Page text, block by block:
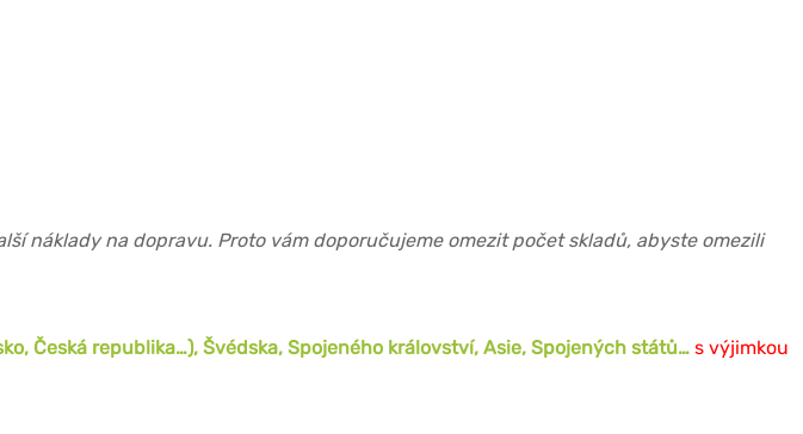
náklady na dopravu. Proto vám doporučujeme omezit počet skladů, abyste omezili
Česká republika…), Švédska, Spojeného království, Asie, Spojených států… s výjimkou